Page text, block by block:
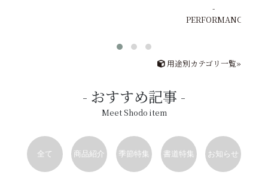
PERFORMANCE
用途別カテゴリ一覧»
おすすめ記事
Meet Shodo item
全て 商品紹介 季節特集 書道特集 お知らせ